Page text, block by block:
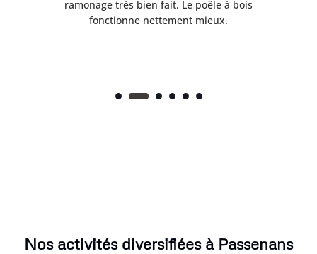
ramonage très bien fait. Le poêle à bois
fonctionne nettement mieux.
Nos activités diversifiées à Passenans